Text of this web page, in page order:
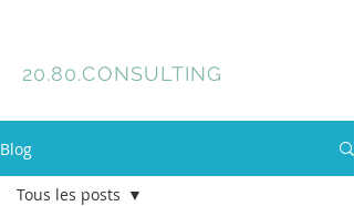
20.80.CONSULTING
Blog
Tous les posts